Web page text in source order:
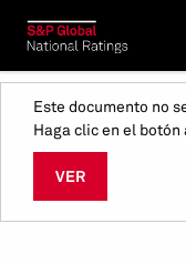
Este documento no
Haga clic en el
VER